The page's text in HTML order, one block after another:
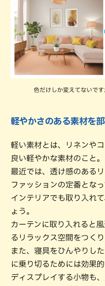
色だけしか変えてないです
軽やかさのある素材を部
軽い素材とは、リネンや
良い軽やかな素材のこと。
最近では、透け感のある
ファッションの定番となっ
インテリアでも取り入れ
ょう。
カーテンに取り入れると
るリラックス空間をつくり
また、寝具をひんやりし
に乗り切るためには効果的
ディスプレイする小物も